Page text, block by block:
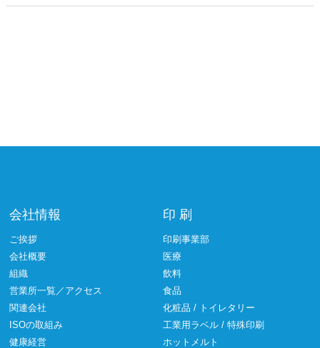
会社情報
ご挨拶
会社概要
組織
営業所一覧／アクセス
関連会社
ISOの取組み
健康経営
印 刷
印刷事業部
医療
飲料
食品
化粧品 / トイレタリー
工業用ラベル / 特殊印刷
ホットメルト